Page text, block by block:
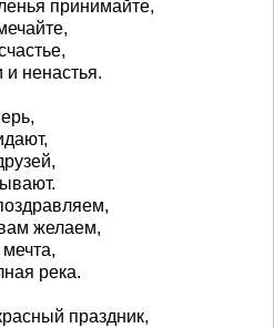
принимайте,
и ненастья.
желаем,
река.
праздник,